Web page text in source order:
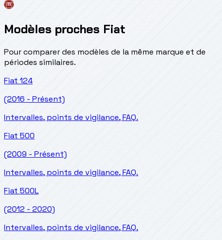
Modèles proches Fiat
Pour comparer des modèles de la même marque et de
périodes similaires.
Fiat 124
(2016 - Présent)
Intervalles, points de vigilance, FAQ.
Fiat 500
(2009 - Présent)
Intervalles, points de vigilance, FAQ.
Fiat 500L
(2012 - 2020)
Intervalles, points de vigilance, FAQ.